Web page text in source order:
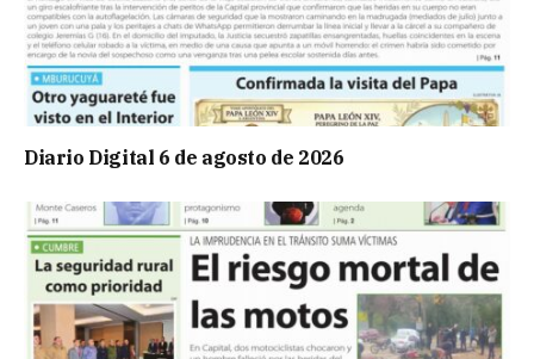
Diario Digital 6 de agosto de 2026